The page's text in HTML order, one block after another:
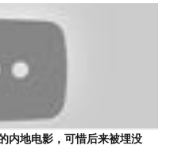
内地电影，可惜后来被埋没